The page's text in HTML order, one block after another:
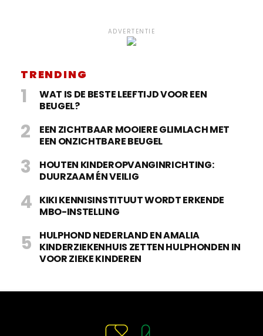
ADVERTENTIE
TRENDING
WAT IS DE BESTE LEEFTIJD VOOR EEN
BEUGEL?
EEN ZICHTBAAR MOOIERE GLIMLACH MET
EEN ONZICHTBARE BEUGEL
HOUTEN KINDEROPVANGINRICHTING:
DUURZAAM ÉN VEILIG
KIKI KENNISINSTITUUT WORDT ERKENDE
MBO-INSTELLING
HULPHOND NEDERLAND EN AMALIA
KINDERZIEKENHUIS ZETTEN HULPHONDEN IN
VOOR ZIEKE KINDEREN